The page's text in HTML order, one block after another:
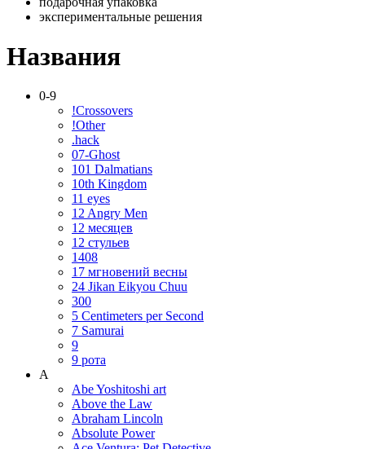
экспериментальные решения
Названия
0-9
!Crossovers
!Other
.hack
07-Ghost
101 Dalmatians
10th Kingdom
11 eyes
12 Angry Men
12 месяцев
12 стульев
1408
17 мгновений весны
24 Jikan Eikyou Chuu
300
5 Centimeters per Second
7 Samurai
9
9 рота
A
Abe Yoshitoshi art
Above the Law
Abraham Lincoln
Absolute Power